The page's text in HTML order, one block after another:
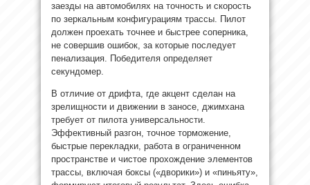
заезды на автомобилях на точность и скорость
по зеркальным конфигурациям трассы. Пилот
должен проехать точнее и быстрее соперника,
не совершив ошибок, за которые последует
пенализация. Победителя определяет
секундомер.
В отличие от дрифта, где акцент сделан на
зрелищности и движении в заносе, джимхана
требует от пилота универсальности.
Эффективный разгон, точное торможение,
быстрые перекладки, работа в ограниченном
пространстве и чистое прохождение элементов
трассы, включая боксы («дворики») и «пиньяту»,